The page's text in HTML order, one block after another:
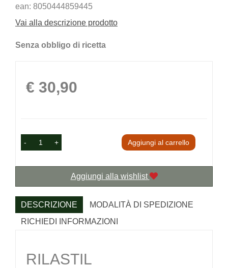
ean: 8050444859445
Vai alla descrizione prodotto
Senza obbligo di ricetta
Prezzo
€ 30,90
- + Aggiungi al carrello
Aggiungi alla wishlist
DESCRIZIONE
MODALITÀ DI SPEDIZIONE
RICHIEDI INFORMAZIONI
RILASTIL